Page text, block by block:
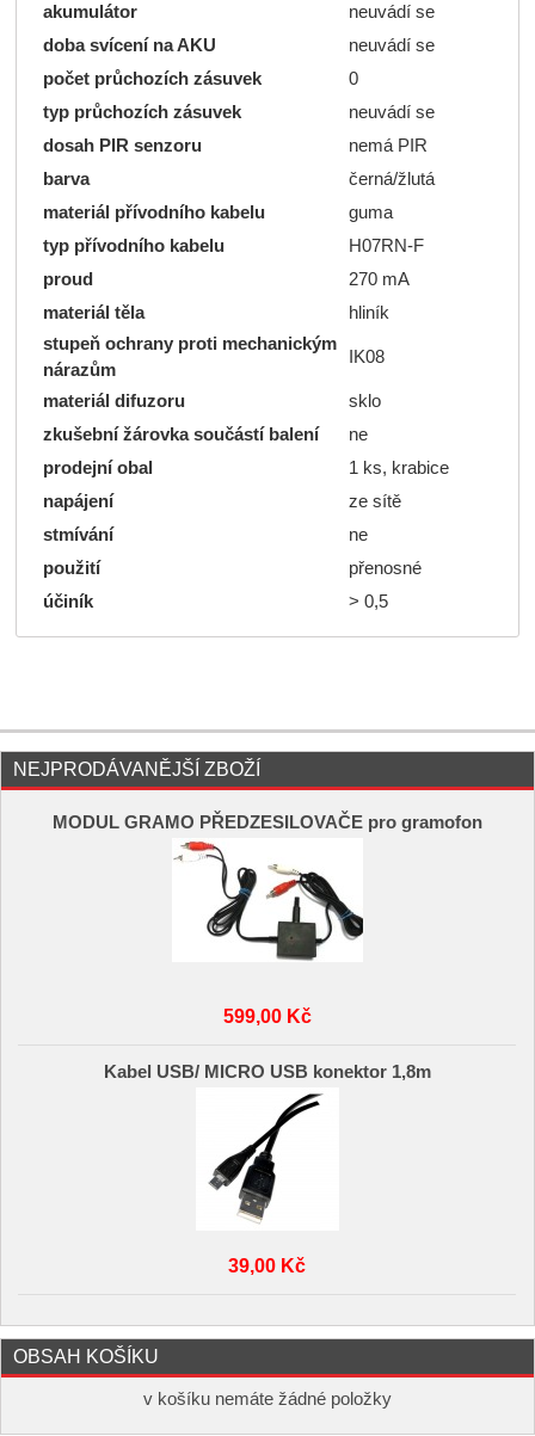
akumulátor
neuvádí se
doba svícení na AKU
neuvádí se
počet průchozích zásuvek
0
typ průchozích zásuvek
neuvádí se
dosah PIR senzoru
nemá PIR
barva
černá/žlutá
materiál přívodního kabelu
guma
typ přívodního kabelu
H07RN-F
proud
270 mA
materiál těla
hliník
stupeň ochrany proti mechanickým
nárazům
IK08
materiál difuzoru
sklo
zkušební žárovka součástí balení
ne
prodejní obal
1 ks, krabice
napájení
ze sítě
stmívání
ne
použití
přenosné
účiník
> 0,5
NEJPRODÁVANĚJŠÍ ZBOŽÍ
MODUL GRAMO PŘEDZESILOVAČE pro gramofon
599,00 Kč
Kabel USB/ MICRO USB konektor 1,8m
39,00 Kč
OBSAH KOŠÍKU
v košíku nemáte žádné položky